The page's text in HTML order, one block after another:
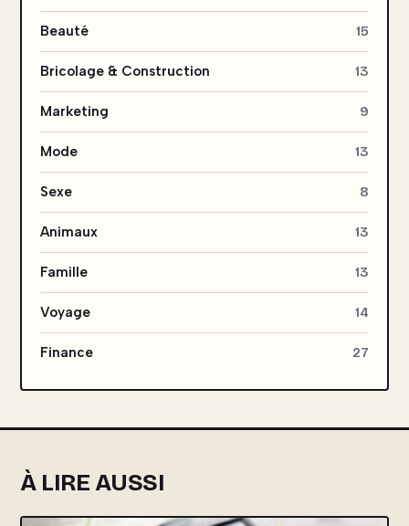
Beauté 15
Bricolage & Construction 13
Marketing 9
Mode 13
Sexe 8
Animaux 13
Famille 13
Voyage 14
Finance 27
À LIRE AUSSI